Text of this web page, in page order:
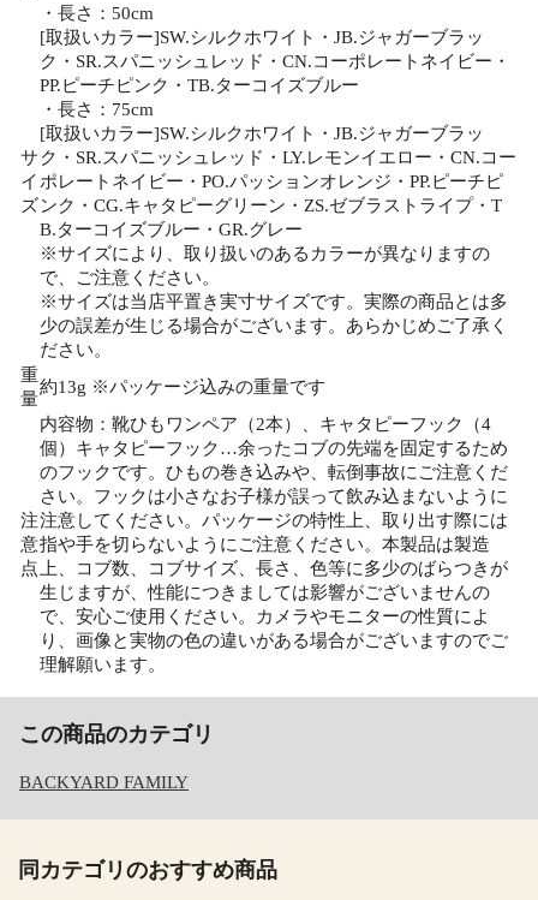
サ
イ
ズ
・長さ：50cm
[取扱いカラー]SW.シルクホワイト・JB.ジャガーブラッ
ク・SR.スパニッシュレッド・CN.コーポレートネイビー・
PP.ピーチピンク・TB.ターコイズブルー
・長さ：75cm
[取扱いカラー]SW.シルクホワイト・JB.ジャガーブラッ
ク・SR.スパニッシュレッド・LY.レモンイエロー・CN.コー
ポレートネイビー・PO.パッションオレンジ・PP.ピーチピ
ンク・CG.キャタピーグリーン・ZS.ゼブラストライプ・T
B.ターコイズブルー・GR.グレー
※サイズにより、取り扱いのあるカラーが異なりますの
で、ご注意ください。
※サイズは当店平置き実寸サイズです。実際の商品とは多
少の誤差が生じる場合がございます。あらかじめご了承く
ださい。
重
量
約13g ※パッケージ込みの重量です
注
意
点
内容物：靴ひもワンペア（2本）、キャタピーフック（4
個）キャタピーフック…余ったコブの先端を固定するため
のフックです。ひもの巻き込みや、転倒事故にご注意くだ
さい。フックは小さなお子様が誤って飲み込まないように
注意してください。パッケージの特性上、取り出す際には
指や手を切らないようにご注意ください。本製品は製造
上、コブ数、コブサイズ、長さ、色等に多少のばらつきが
生じますが、性能につきましては影響がございませんの
で、安心ご使用ください。カメラやモニターの性質によ
り、画像と実物の色の違いがある場合がございますのでご
理解願います。
この商品のカテゴリ
BACKYARD FAMILY
同カテゴリのおすすめ商品